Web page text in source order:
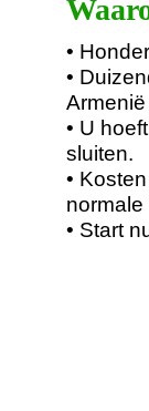
•
•
• U
sluiten.
•
• Start